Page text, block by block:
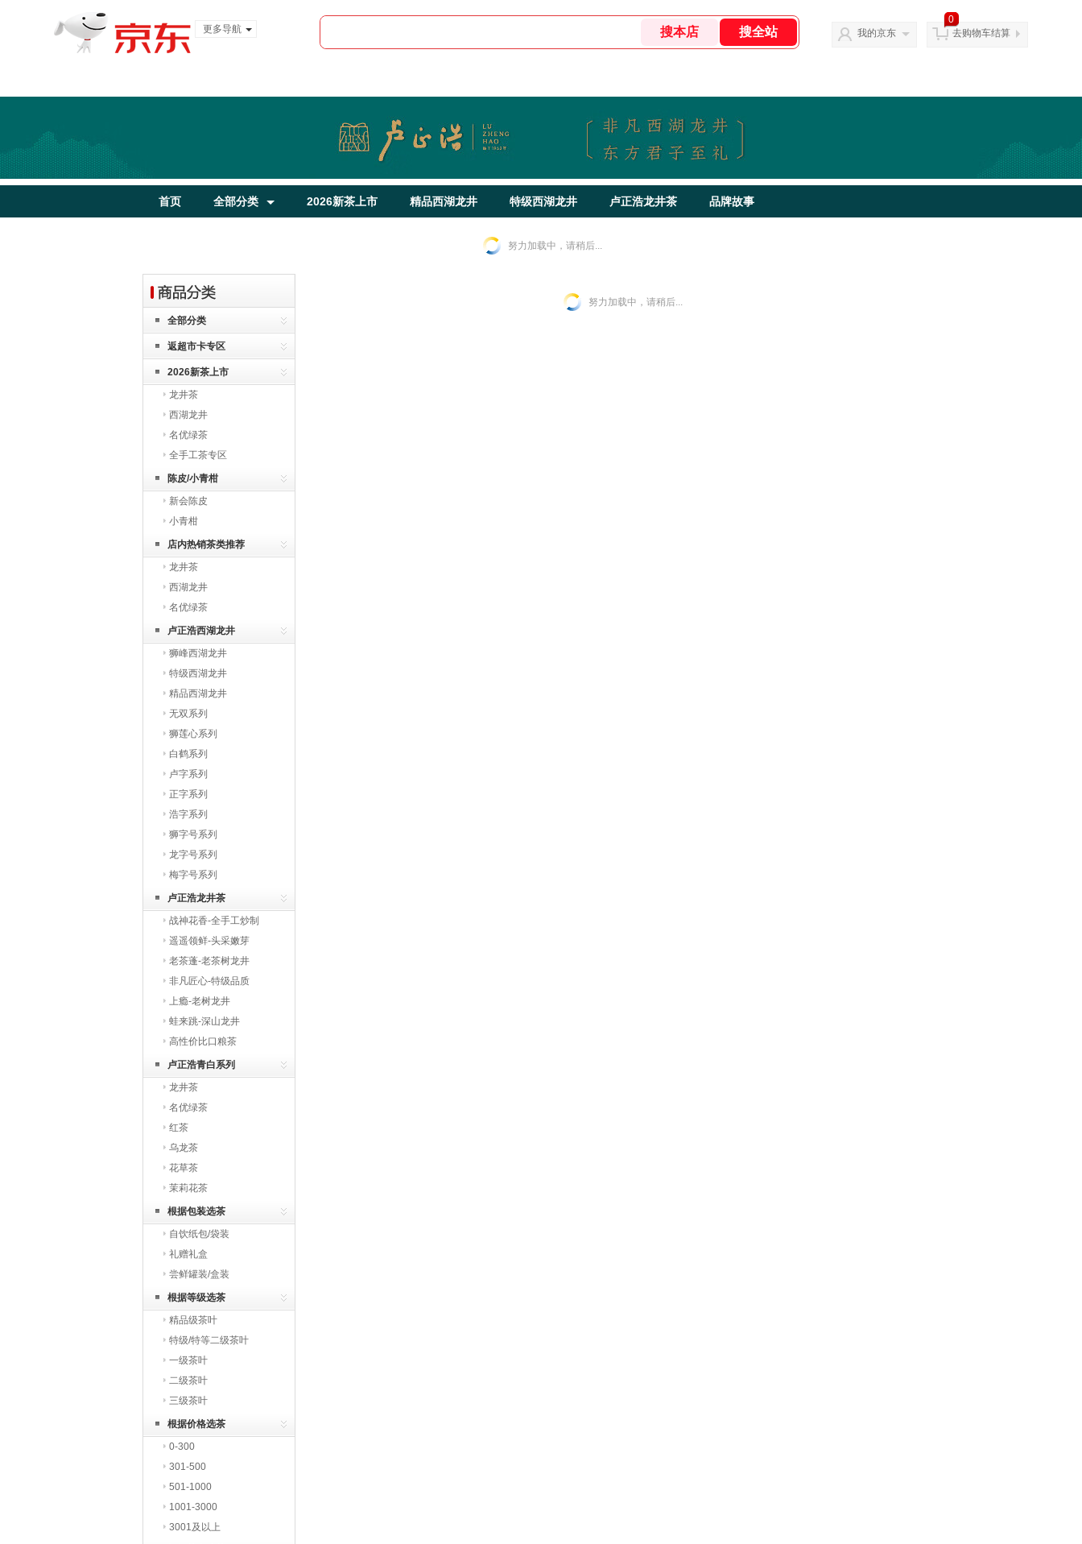
更多导航
我的京东
0
去购物车结算
首页 全部分类 2026新茶上市 精品西湖龙井 特级西湖龙井 卢正浩龙井茶 品牌故事
努力加载中，请稍后...
全部分类
返超市卡专区
2026新茶上市
龙井茶
西湖龙井
名优绿茶
全手工茶专区
陈皮/小青柑
新会陈皮
小青柑
店内热销茶类推荐
龙井茶
西湖龙井
名优绿茶
卢正浩西湖龙井
狮峰西湖龙井
特级西湖龙井
精品西湖龙井
无双系列
狮莲心系列
白鹤系列
卢字系列
正字系列
浩字系列
狮字号系列
龙字号系列
梅字号系列
卢正浩龙井茶
战神花香-全手工炒制
遥遥领鲜-头采嫩芽
老茶蓬-老茶树龙井
非凡匠心-特级品质
上瘾-老树龙井
蛙来跳-深山龙井
高性价比口粮茶
卢正浩青白系列
龙井茶
名优绿茶
红茶
乌龙茶
花草茶
茉莉花茶
根据包装选茶
自饮纸包/袋装
礼赠礼盒
尝鲜罐装/盒装
根据等级选茶
精品级茶叶
特级/特等二级茶叶
一级茶叶
二级茶叶
三级茶叶
根据价格选茶
0-300
301-500
501-1000
1001-3000
3001及以上
努力加载中，请稍后...